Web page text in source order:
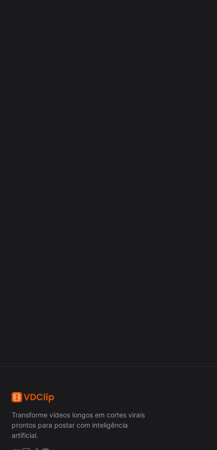
Transforme vídeos longos em cortes virais
prontos para postar com inteligência
artificial.